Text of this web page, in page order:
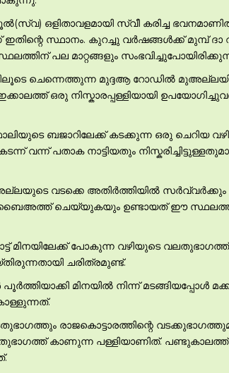
ഒളിതാവളമായി സ്വീ കരിച്ച
സ്ഥാനം. കുറച്ചു വര്‍ഷങ്ങള്‍ക്ക് മുമ്പ്
പല മാറ്റങ്ങളും
ചെന്നെത്തുന്ന മുദ്ദആ റോഡില്‍
ഒരു നിസ്കാരപ്പള്ളിയായി
ബജാറിലേക്ക് കടക്കുന്ന ഒരു ചെറിയ
വന്ന് പതാക നാട്ടിയതും
വടക്കെ അതിര്‍ത്തിയില്‍
ചെയ്യുകയും ഉണ്ടായത് ഈ
മിനയിലേക്ക് പോകുന്ന വഴിയുടെ
ചരിത്രമുണ്ട്.
മിനയില്‍ നിന്ന് മടങ്ങിയപ്പോള്‍
രാജകൊട്ടാരത്തിന്റെ
കാണുന്ന പള്ളിയാണിത്. പണ്ടുകാലത്ത്